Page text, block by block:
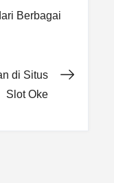
Berbagai
di Situs
Slot Oke